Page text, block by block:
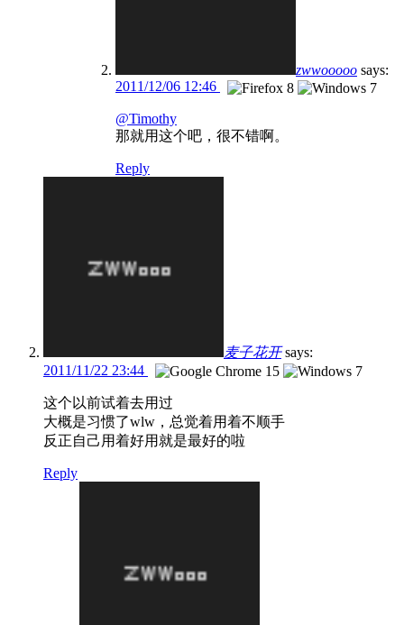
zwwooooo says:
2011/12/06 12:46
@Timothy
那就用这个吧，很不错啊。
Reply
麦子花开 says:
2011/11/22 23:44
这个以前试着去用过
大概是习惯了wlw，总觉着用着不顺手
反正自己用着好用就是最好的啦
Reply